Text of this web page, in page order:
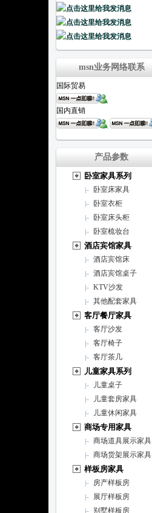
msn业务网络联系
国际贸易
国内直销
产品参数
卧室家具系列
卧室床家具
卧室衣柜
卧室床头柜
卧室梳妆台
酒店宾馆家具
酒店宾馆床
酒店宾馆桌子
KTV沙发
其他配套家具
客厅餐厅家具
客厅沙发
客厅椅子
客厅茶几
儿童家具系列
儿童桌子
儿童套房家具
儿童休闲家具
商场专用家具
商场道具展示家具
商场货架展示家具
样板房家具
房产样板房
展厅样板房
别墅样板房